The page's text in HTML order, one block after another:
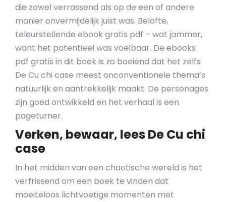
die zowel verrassend als op de een of andere
manier onvermijdelijk juist was. Belofte,
teleurstellende ebook gratis pdf – wat jammer,
want het potentieel was voelbaar. De ebooks
pdf gratis in dit boek is zo boeiend dat het zelfs
De Cu chi case meest onconventionele thema’s
natuurlijk en aantrekkelijk maakt. De personages
zijn goed ontwikkeld en het verhaal is een
pageturner.
Verken, bewaar, lees De Cu chi
case
In het midden van een chaotische wereld is het
verfrissend om een boek te vinden dat
moeiteloos lichtvoetige momenten met